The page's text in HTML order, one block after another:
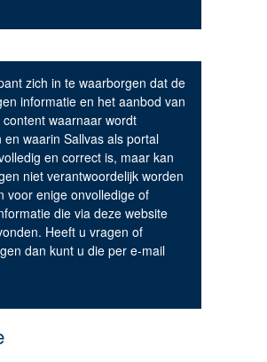
zich in te waarborgen dat de
informatie en het aanbod van
content waarnaar wordt
en waarin Sallvas als portal
en correct is, maar kan
niet verantwoordelijk worden
voor enige onvolledige of
die via deze website
Heeft u vragen of
dan kunt u die per e-mail